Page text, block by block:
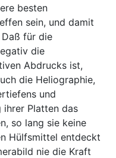
besten
sein, und damit
für die
die
Abdrucks ist,
die Heliographie,
und
ihrer Platten das
so lang sie keine
Hülfsmittel entdeckt
nie die Kraft